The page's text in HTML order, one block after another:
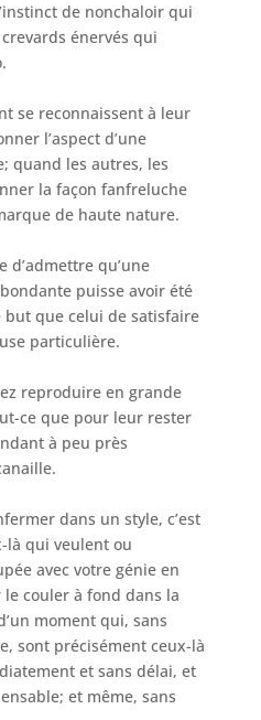
de nonchaloir qui
énervés qui
se reconnaissent à leur
l’aspect d’une
quand les autres, les
la façon fanfreluche
de haute nature.
d’admettre qu’une
puisse avoir été
que celui de satisfaire
particulière.
reproduire en grande
ce que pour leur rester
à peu près
dans un style, c’est
là qui veulent ou
avec votre génie en
couler à fond dans la
moment qui, sans
sont précisément ceux-là
et sans délai, et
et même, sans